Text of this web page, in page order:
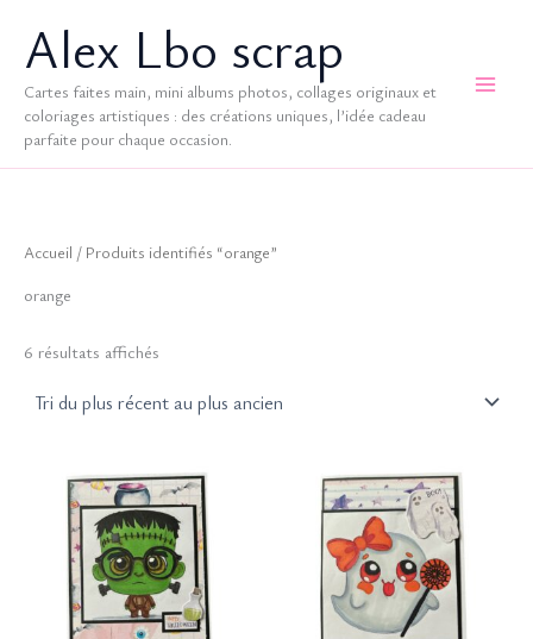
contenuAlex Lbo scrap
Cartes faites main, mini albums photos, collages originaux et
coloriages artistiques : des créations uniques, l’idée cadeau
parfaite pour chaque occasion.
Accueil / Produits identifiés “orange”
orange
6 résultats affichés
récent
au